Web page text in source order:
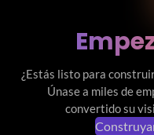
¿Estás listo para
Únase a miles de
convertido su